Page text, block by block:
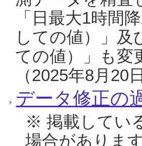
「日最大1時間
しての値）」及
ての値）」も変
（2025年8月20日
データ修正の
※ 掲載してい
場合がありま